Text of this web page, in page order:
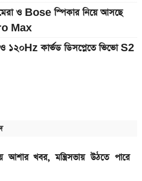
ও Bose স্পিকার নিয়ে আসছে
Max
১২০Hz কার্ভড ডিসপ্লেতে ভিভো S2
ইনক্রিমেট নিয়ে যা জানা গেল
V2 বাইকটি কবে আসবে
আশার খবর, মন্ত্রিসভায় উঠতে পারে